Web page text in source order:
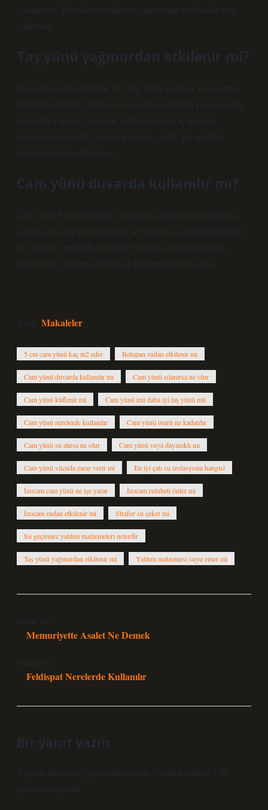
paslanmaz. Böcekler ve mikroorganizmalar tarafından yok
edilemez.
Taş yünü yağmurdan etkilenir mi?
Taş yünü sudan etkilenir mi? Taş yünü levhalar su geçirmez
ürünlerden biridir. Sadece su geçirmez olmakla kalmaz, aynı
zamanda yağmur suyunun ve diğer suların iç mekana
girmesini önleyerek itici bir işlevi de vardır. Bu şekilde,
içerideki sudan etkilenmez.
Cam yünü duvarda kullanılır mı?
Çok yönlü bir malzemedir. Dış tuğla sandviç duvarlarda ısı
yalıtımı, iç alçıpan duvarlarda ses yalıtımı, çatı kiremitlerinde
ısı yalıtımı, prefabrik boruların yalıtımı ve havalandırma
ünitelerinde yalıtım gibi birçok kullanım alanı vardır.
Tarih: Makaleler
5 cm cam yünü kaç m2 eder Betopan sudan etkilenir mi
Cam yünü duvarda kullanılır mı Cam yünü ıslanırsa ne olur
Cam yünü küflenir mi Cam yünü mü daha iyi taş yünü mü
Cam yünü nerelerde kullanılır Cam yünü ömrü ne kadardır
Cam yünü su alırsa ne olur Cam yünü suya dayanıklı mı
Cam yünü vücuda zarar verir mi En iyi çatı su izolasyonu hangisi
İzocam cam yünü ne işe yarar İzocam rutubeti önler mi
İzocam sudan etkilenir mi Strafor su çeker mi
Su geçirmez yalıtım malzemeleri nelerdir
Taş yünü yağmurdan etkilenir mi Yalıtım malzemesi suyu emer mi
Önceki Yazı
Memuriyette Asalet Ne Demek
Sonraki Yazı
Feldispat Nerelerde Kullanılır
Bir yanıt yazın
E-posta adresiniz yayınlanmayacak. Gerekli alanlar
ile
işaretlenmişlerdir